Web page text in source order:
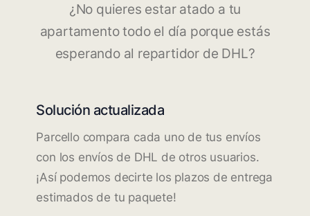
¿No quieres estar atado a tu
apartamento todo el día porque estás
esperando al repartidor de DHL?
Solución actualizada
Parcello compara cada uno de tus envíos
con los envíos de DHL de otros usuarios.
¡Así podemos decirte los plazos de entrega
estimados de tu paquete!